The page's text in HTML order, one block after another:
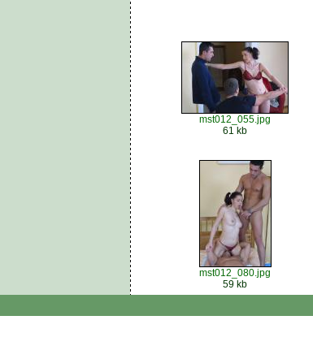
mst012_055.jpg
61 kb
mst012_080.jpg
59 kb